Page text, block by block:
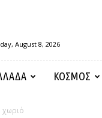
August 8, 2026
ΚΟΣΜΟΣ
χωριό